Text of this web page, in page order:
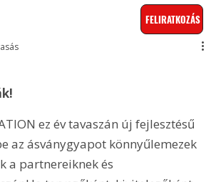
FELIRATKOZÁS
ez év tavaszán új fejlesztésű
az ásványgyapot könnyűlemezek
a partnereiknek és